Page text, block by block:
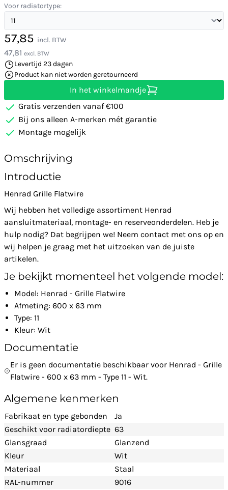
Voor radiatortype:
57,85 incl. BTW
47,81 excl. BTW
Levertijd 23 dagen
Product kan niet worden geretourneerd
In het winkelmandje
Gratis verzenden vanaf €100
Bij ons alleen A-merken mét garantie
Montage mogelijk
Omschrijving
Introductie
Henrad Grille Flatwire
Wij hebben het volledige assortiment Henrad
aansluitmateriaal, montage- en reserveonderdelen. Heb je
hulp nodig? Dat begrijpen we! Neem contact met ons op en
wij helpen je graag met het uitzoeken van de juiste
artikelen.
Je bekijkt momenteel het volgende model:
Model: Henrad - Grille Flatwire
Afmeting: 600 x 63 mm
Type: 11
Kleur: Wit
Documentatie
Er is geen documentatie beschikbaar voor Henrad - Grille
Flatwire - 600 x 63 mm - Type 11 - Wit.
Algemene kenmerken
Fabrikaat en type gebonden
Ja
Geschikt voor radiatordiepte 63
Glansgraad
Glanzend
Kleur
Wit
Materiaal
Staal
RAL-nummer
9016